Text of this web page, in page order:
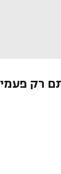
רק